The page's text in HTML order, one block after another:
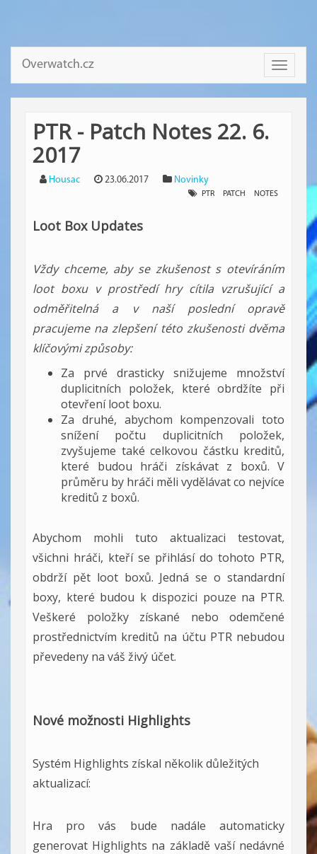
Toggle
Overwatch.cz
PTR - Patch Notes 22. 6.
2017
Housac 23.06.2017 Novinky
PTR PATCH NOTES
Loot Box Updates
Vždy chceme, aby se zkušenost s otevíráním
loot boxu v prostředí hry cítila vzrušující a
odměřitelná a v naší poslední opravě
pracujeme na zlepšení této zkušenosti dvěma
klíčovými způsoby:
Za prvé drasticky snižujeme množství
duplicitních položek, které obrdžíte při
otevření loot boxu.
Za druhé, abychom kompenzovali toto
snížení počtu duplicitních položek,
zvyšujeme také celkovou částku kreditů,
které budou hráči získávat z boxů. V
průměru by hráči měli vydělávat co nejvíce
kreditů z boxů.
Abychom mohli tuto aktualizaci testovat,
všichni hráči, kteří se přihlásí do tohoto PTR,
obdrží pět loot boxů. Jedná se o standardní
boxy, které budou k dispozici pouze na PTR.
Veškeré položky získané nebo odemčené
prostřednictvím kreditů na účtu PTR nebudou
převedeny na váš živý účet.
Nové možnosti Highlights
Systém Highlights získal několik důležitých
aktualizací:
Hra pro vás bude nadále automaticky
generovat Highlights na základě vaší nedávné